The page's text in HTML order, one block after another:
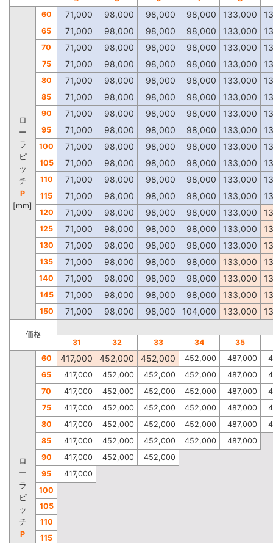
ロ
ー
ラ
ピ
ッ
チ
P
[mm]
60 71,000 98,000 98,000 98,000 133,000
65 71,000 98,000 98,000 98,000 133,000
70 71,000 98,000 98,000 98,000 133,000
75 71,000 98,000 98,000 98,000 133,000
80 71,000 98,000 98,000 98,000 133,000
85 71,000 98,000 98,000 98,000 133,000
90 71,000 98,000 98,000 98,000 133,000
95 71,000 98,000 98,000 98,000 133,000
100 71,000 98,000 98,000 98,000 133,000
105 71,000 98,000 98,000 98,000 133,000
110 71,000 98,000 98,000 98,000 133,000
115 71,000 98,000 98,000 98,000 133,000
120 71,000 98,000 98,000 98,000 133,000
125 71,000 98,000 98,000 98,000 133,000
130 71,000 98,000 98,000 98,000 133,000
135 71,000 98,000 98,000 98,000 133,000
140 71,000 98,000 98,000 98,000 133,000
145 71,000 98,000 98,000 98,000 133,000
150 71,000 98,000 98,000 104,000 133,000
価格
31
32 33 34 35
ロ
ー
ラ
ピ
ッ
チ
P
60 417,000 452,000 452,000 452,000 487,000
65
417,000 452,000 452,000 452,000 487,000
70
417,000 452,000 452,000 452,000 487,000
75
417,000 452,000 452,000 452,000 487,000
80
417,000 452,000 452,000 452,000 487,000
85
417,000 452,000 452,000 452,000
487,000
90
417,000 452,000
452,000
95
417,000
100
105
110
115